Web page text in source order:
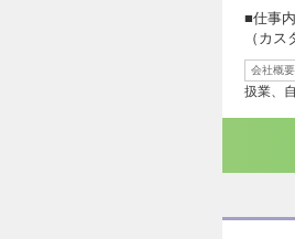
■仕事
（カ
会社概要
扱業、